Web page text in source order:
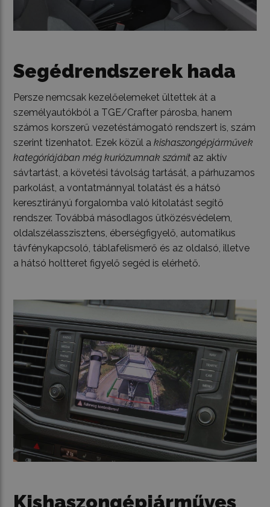
Segédrendszerek hada
Persze nemcsak kezelőelemeket ültettek át a
személyautókból a TGE/Crafter párosba, hanem
számos korszerű vezetéstámogató rendszert is, szám
szerint tizenhatot. Ezek közül akishaszongépjárművek
kategóriájában még kuriózumnak számít az aktív
sávtartást, a követési távolság tartását, a párhuzamos
parkolást, a vontatmánnyal tolatást és a hátsó
keresztirányú forgalomba való kitolatást segítő
rendszer. Továbbá másodlagos ütközésvédelem,
oldalszélasszisztens, éberségfigyelő, automatikus
távfénykapcsoló, táblafelismerő és az oldalsó, illetve
a hátsó holtteret figyelő segéd is elérhető.
Kishaszongépjárműves